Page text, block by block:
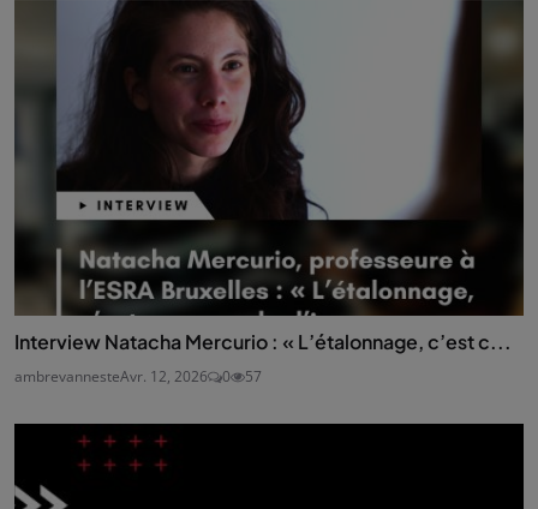
Interview Natacha Mercurio : « L’étalonnage, c’est c...
ambrevannesteAvr. 12, 2026 0 57